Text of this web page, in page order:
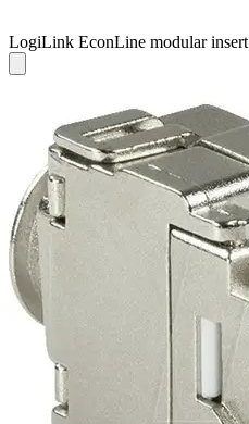
LogiLink EconLine modular insert